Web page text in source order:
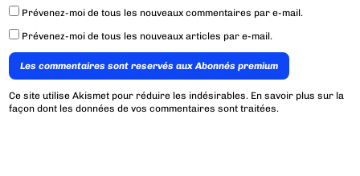
Prévenez-moi de tous les nouveaux commentaires par e-mail.
Prévenez-moi de tous les nouveaux articles par e-mail.
Les commentaires sont reservés aux Abonnés premium
Ce site utilise Akismet pour réduire les indésirables. En savoir plus sur la
façon dont les données de vos commentaires sont traitées.